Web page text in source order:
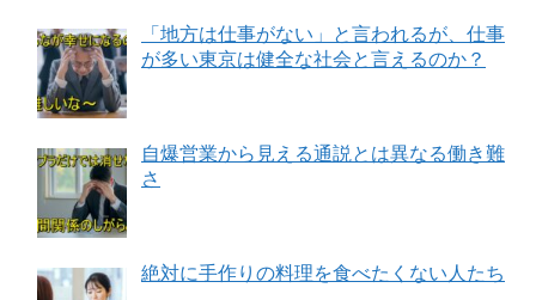
「地方は仕事がない」と言われるが、仕事
が多い東京は健全な社会と言えるのか？
自爆営業から見える通説とは異なる働き難
さ
絶対に手作りの料理を食べたくない人たち